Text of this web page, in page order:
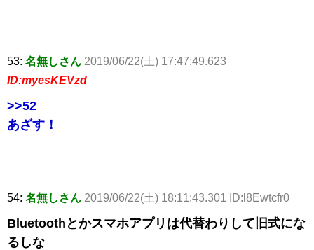
53: 名無しさん 2019/06/22(土) 17:47:49.623
ID:myesKEVzd
>>52
あざす！
54: 名無しさん 2019/06/22(土) 18:11:43.301 ID:l8Ewtcfr0
Bluetoothとかスマホアプリは代替わりして旧式にな
るしな